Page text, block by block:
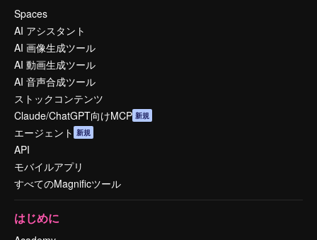
Spaces
AI アシスタント
AI 画像生成ツール
AI 動画生成ツール
AI 音声合成ツール
ストックコンテンツ
Claude/ChatGPT向けMCP 新規
エージェント 新規
API
モバイルアプリ
すべてのMagnificツール
はじめに